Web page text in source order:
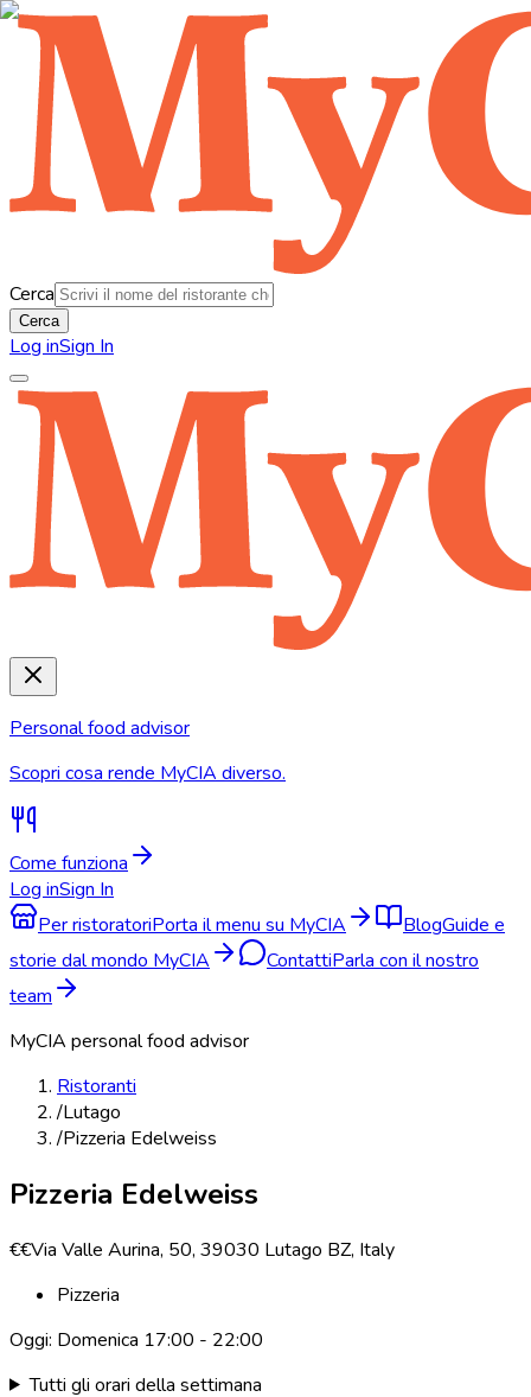
Cerca
Cerca
Log inSign In
Personal food advisor
Scopri cosa rende MyCIA diverso.
Come funziona
Log inSign In
Per ristoratoriPorta il menu su MyCIA BlogGuide e
storie dal mondo MyCIA
ContattiParla con il nostro
team
MyCIA personal food advisor
Ristoranti
/Lutago
/Pizzeria Edelweiss
Pizzeria Edelweiss
€€Via Valle Aurina, 50, 39030 Lutago BZ, Italy
Pizzeria
Oggi: Domenica 17:00 - 22:00
Tutti gli orari della settimana